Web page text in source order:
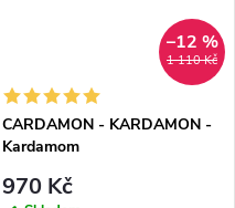
1 110 Kč
–12 %
CARDAMON - KARDAMON -
Kardamom
970 Kč